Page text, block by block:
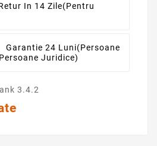
In 14 Zile(pentru
Garantie 24 Luni(persoane
Juridice)